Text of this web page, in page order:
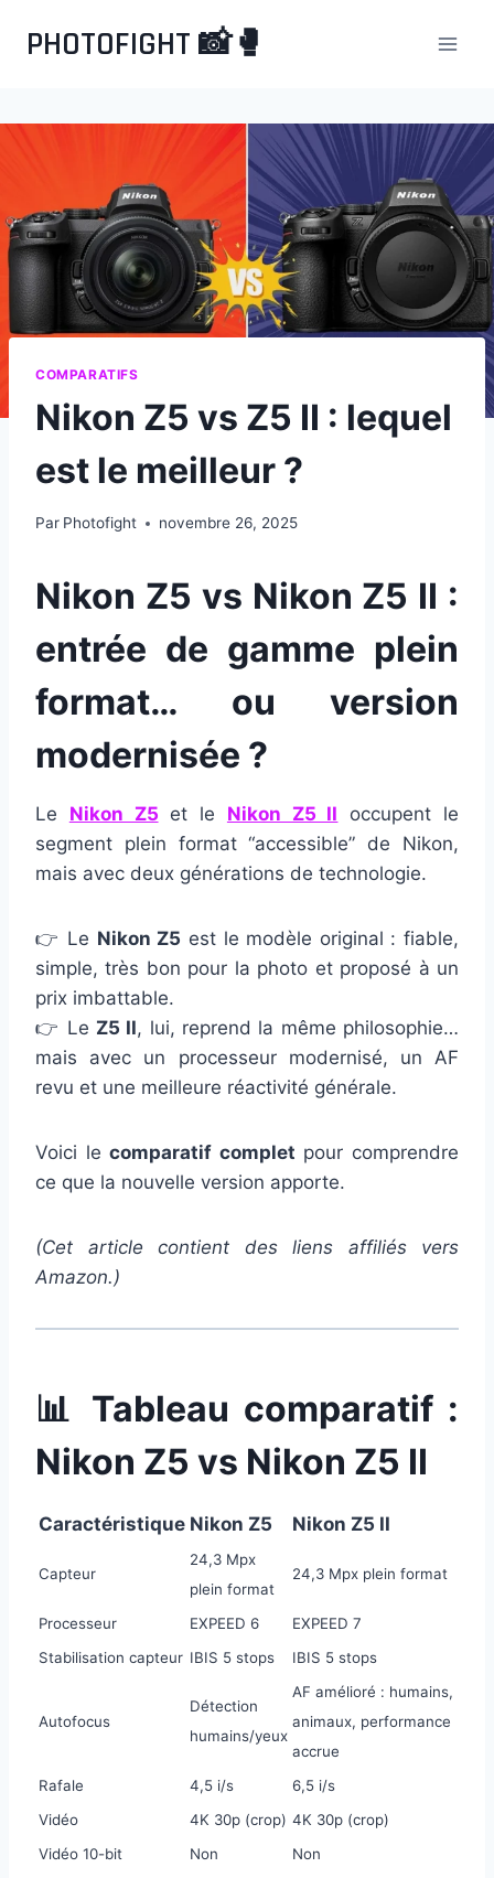
PHOTOFIGHT 📸🥊
COMPARATIFS
Nikon Z5 vs Z5 II : lequel
est le meilleur ?
Par Photofight novembre 26, 2025
Nikon Z5 vs Nikon Z5 II :
entrée de gamme plein
format… ou version
modernisée ?
Le Nikon Z5 et le Nikon Z5 II occupent le
segment plein format “accessible” de Nikon,
mais avec deux générations de technologie.
👉 Le Nikon Z5 est le modèle original : fiable,
simple, très bon pour la photo et proposé à un
prix imbattable.
👉 Le Z5 II, lui, reprend la même philosophie…
mais avec un processeur modernisé, un AF
revu et une meilleure réactivité générale.
Voici lecomparatif complet pour comprendre
ce que la nouvelle version apporte.
(Cet article contient des liens affiliés vers
Amazon.)
📊 Tableau comparatif :
Nikon Z5 vs Nikon Z5 II
Caractéristique Nikon Z5 Nikon Z5 II
Capteur
24,3 Mpx
plein format
24,3 Mpx plein format
Processeur EXPEED 6
EXPEED 7
Stabilisation capteur IBIS 5 stops IBIS 5 stops
Autofocus
Détection
humains/yeux
AF amélioré : humains,
animaux, performance
accrue
Rafale
4,5 i/s
6,5 i/s
Vidéo
4K 30p (crop) 4K 30p (crop)
Vidéo 10-bit
Non Non